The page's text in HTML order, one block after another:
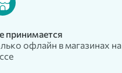
принимается
офлайн в магазинах на